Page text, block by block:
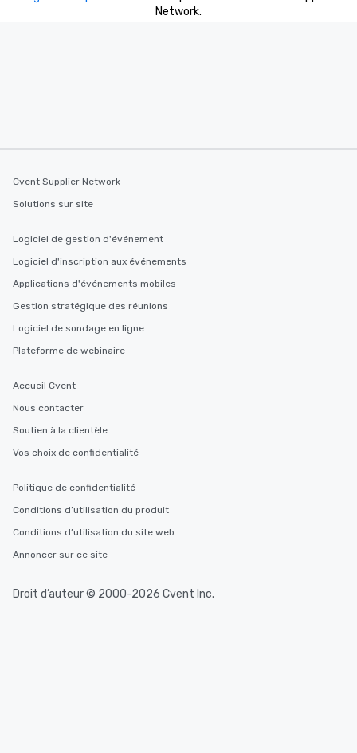
Network.
Cvent Supplier Network
Solutions sur site
Logiciel de gestion d'événement
Logiciel d'inscription aux événements
Applications d'événements mobiles
Gestion stratégique des réunions
Logiciel de sondage en ligne
Plateforme de webinaire
Accueil Cvent
Nous contacter
Soutien à la clientèle
Vos choix de confidentialité
Politique de confidentialité
Conditions d’utilisation du produit
Conditions d’utilisation du site web
Annoncer sur ce site
Droit d’auteur © 2000-2026 Cvent Inc.